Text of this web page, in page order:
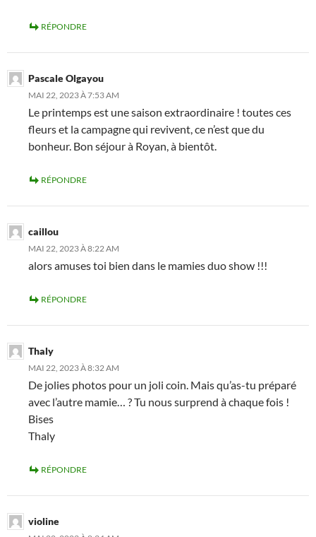
RÉPONDRE
Pascale Olgayou
MAI 22, 2023 À 7:53 AM
Le printemps est une saison extraordinaire ! toutes ces
fleurs et la campagne qui revivent, ce n’est que du
bonheur. Bon séjour à Royan, à bientôt.
RÉPONDRE
caillou
MAI 22, 2023 À 8:22 AM
alors amuses toi bien dans le mamies duo show !!!
RÉPONDRE
Thaly
MAI 22, 2023 À 8:32 AM
De jolies photos pour un joli coin. Mais qu’as-tu préparé
avec l’autre mamie… ? Tu nous surprend à chaque fois !
Bises
Thaly
RÉPONDRE
violine